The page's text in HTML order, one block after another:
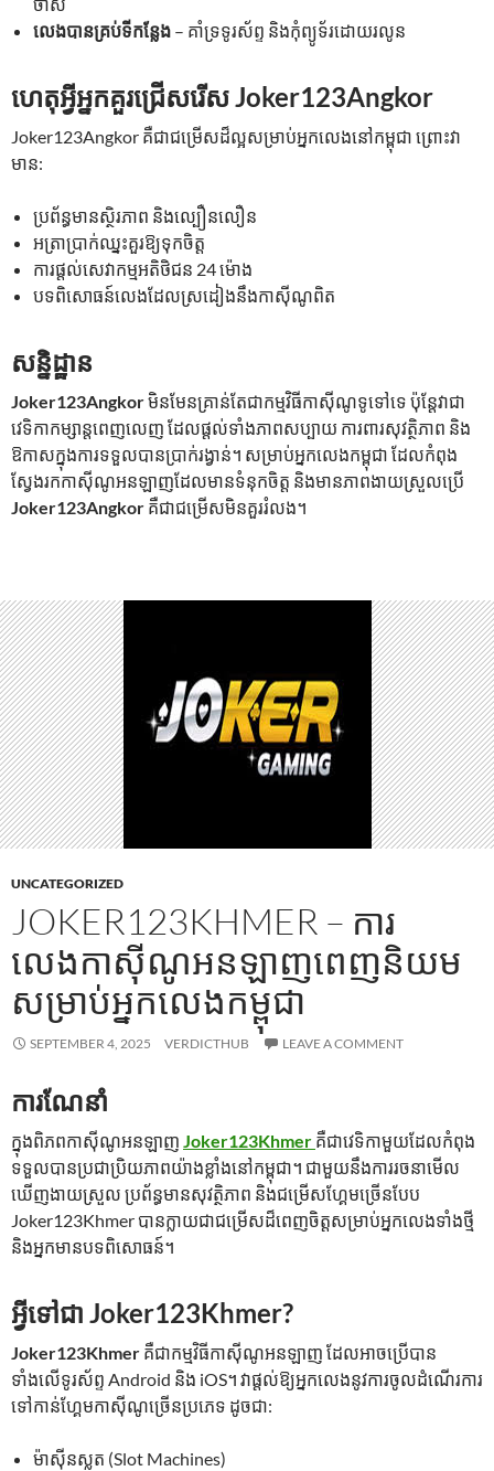
លេងបានគ្រប់ទីកន្លែង – គាំទ្រទូរស័ព្ទ និងកុំព្យូទ័រដោយរលូន
ហេតុអ្វីអ្នកគួរជ្រើសរើស Joker123Angkor
Joker123Angkor គឺជាជម្រើសដ៏ល្អសម្រាប់អ្នកលេងនៅកម្ពុជា ព្រោះវា
មាន:
ប្រព័ន្ធមានស្ថិរភាព និងល្បឿនលឿន
អត្រាប្រាក់ឈ្នះគួរឱ្យទុកចិត្ត
ការផ្តល់សេវាកម្មអតិថិជន 24 ម៉ោង
បទពិសោធន៍លេងដែលស្រដៀងនឹងកាស៊ីណូពិត
សន្និដ្ឋាន
Joker123Angkorមិនមែនគ្រាន់តែជាកម្មវិធីកាស៊ីណូទូទៅទេ ប៉ុន្តែវាជា
វេទិកាកម្សាន្តពេញលេញ ដែលផ្តល់ទាំងភាពសប្បាយ ការពារសុវត្ថិភាព និង
ឱកាសក្នុងការទទួលបានប្រាក់រង្វាន់។ សម្រាប់អ្នកលេងកម្ពុជា ដែលកំពុង
ស្វែងរកកាស៊ីណូអនឡាញដែលមានទំនុកចិត្ត និងមានភាពងាយស្រួលប្រើ
Joker123Angkor គឺជាជម្រើសមិនគួររំលង។
UNCATEGORIZED
JOKER123KHMER – ការ
លេងកាស៊ីណូអនឡាញពេញនិយម
សម្រាប់អ្នកលេងកម្ពុជា
SEPTEMBER 4, 2025 VERDICTHUB LEAVE A COMMENT
ការណែនាំ
ក្នុងពិភពកាស៊ីណូអនឡាញ Joker123Khmer គឺជាវេទិកាមួយដែលកំពុង
ទទួលបានប្រជាប្រិយភាពយ៉ាងខ្លាំងនៅកម្ពុជា។ ជាមួយនឹងការរចនាមើល
ឃើញងាយស្រួល ប្រព័ន្ធមានសុវត្ថិភាព និងជម្រើសហ្គែមច្រើនបែប
Joker123Khmer បានក្លាយជាជម្រើសដ៏ពេញចិត្តសម្រាប់អ្នកលេងទាំងថ្មី
និងអ្នកមានបទពិសោធន៍។
អ្វីទៅជា Joker123Khmer?
Joker123Khmer គឺជាកម្មវិធីកាស៊ីណូអនឡាញ ដែលអាចប្រើបាន
ទាំងលើទូរស័ព្ទ Android និង iOS។ វាផ្តល់ឱ្យអ្នកលេងនូវការចូលដំណើរការ
ទៅកាន់ហ្គែមកាស៊ីណូច្រើនប្រភេទ ដូចជា:
ម៉ាស៊ីនស្លត (Slot Machines)